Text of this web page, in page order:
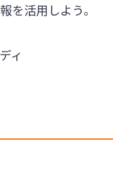
を活用しよう。
ィ